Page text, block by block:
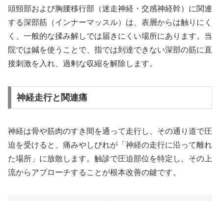
頭頸部および胸腰移行部（迷走神経・交感神経幹）に関連
する深部筋（インナーマッスル）は、表層からは触りにく
く、一般的な揉み解しでは届きにくい場所にあります。当
院では鍼を使うことで、指では到達できない深部の筋に直
接刺激を入れ、過剰な収縮を解除します。
神経走行と関連痛
神経は骨や筋肉のすき間を通って走行し、その通り道で圧
迫を受けると、痛みやしびれが「神経の走行に沿って離れ
た場所」に放散します。触診で圧迫部位を特定し、その上
流からアプローチすることが根本改善の鍵です。